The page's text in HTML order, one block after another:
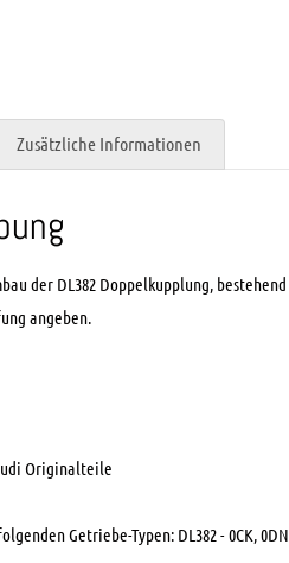
Zusätzliche Informationen
der DL382 Doppelkupplung,
angeben.
Originalteile
Getriebe-Typen: DL382 - 0CK, 0DN